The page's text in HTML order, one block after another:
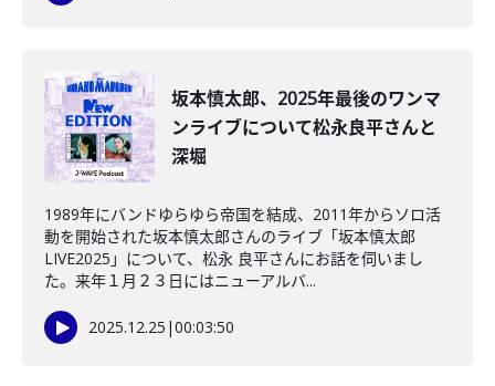
坂本慎太郎、2025年最後のワンマ
ンライブについて松永良平さんと
深堀
1989年にバンドゆらゆら帝国を結成、2011年からソロ活
動を開始された坂本慎太郎さんのライブ「坂本慎太郎
LIVE2025」について、松永 良平さんにお話を伺いまし
た。来年１月２３日にはニューアルバ...
2025.12.25 |00:03:50